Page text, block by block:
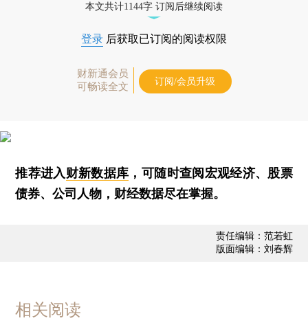
本文共计1144字 订阅后继续阅读
登录 后获取已订阅的阅读权限
财新通会员
可畅读全文
订阅/会员升级
推荐进入财新数据库 ，可随时查阅宏观经济、股票
债券、公司人物，财经数据尽在掌握。
责任编辑：范若虹
版面编辑：刘春辉
相关阅读